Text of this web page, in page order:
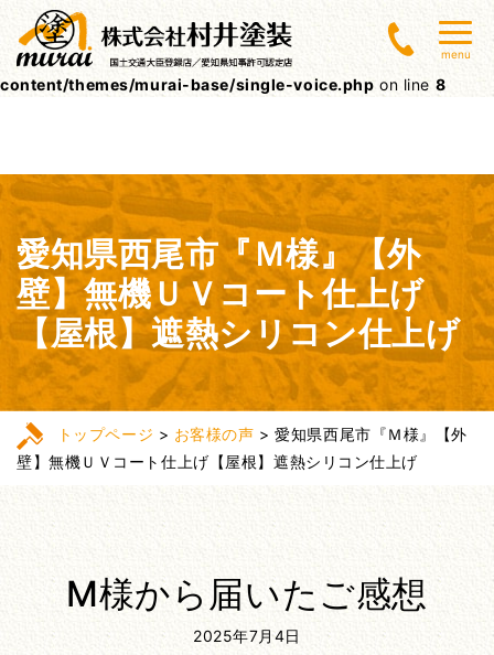
Warning: Undefined array key 0 in
/home/lctxs37/muraitoso.jp/public_html/wpcms/wp-
content/themes/murai-base/single-voice.php on line 8
menu
愛知県西尾市『Ｍ様』【外
壁】無機ＵＶコート仕上げ
【屋根】遮熱シリコン仕上げ
トップページ > お客様の声 >愛知県西尾市『Ｍ様』【外
壁】無機ＵＶコート仕上げ【屋根】遮熱シリコン仕上げ
M様から届いたご感想
2025年7月4日